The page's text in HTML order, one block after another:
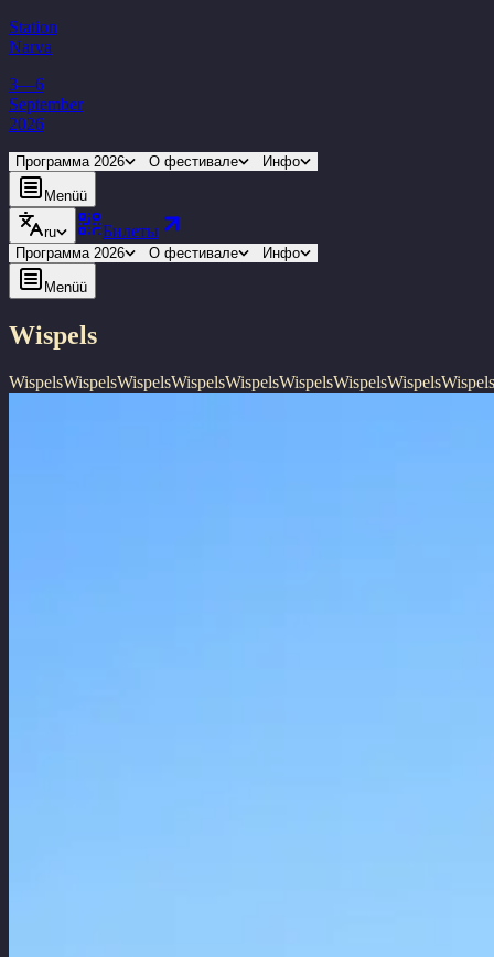
Station
Narva
3—6
September
2026
Программа 2026 О фестивале Инфо
Menüü
ru Билеты
Программа 2026 О фестивале Инфо
Menüü
Wispels
WispelsWispelsWispelsWispelsWispelsWispelsWispelsWispelsWispels